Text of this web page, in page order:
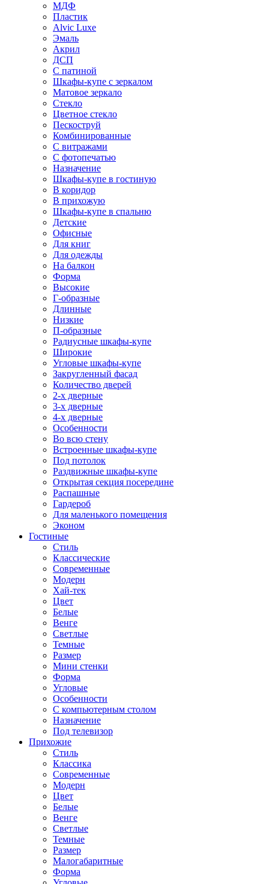
МДФ
Пластик
Alvic Luxe
Эмаль
Акрил
ДСП
С патиной
Шкафы-купе с зеркалом
Матовое зеркало
Стекло
Цветное стекло
Пескоструй
Комбинированные
С витражами
С фотопечатью
Назначение
Шкафы-купе в гостиную
В коридор
В прихожую
Шкафы-купе в спальню
Детские
Офисные
Для книг
Для одежды
На балкон
Форма
Высокие
Г-образные
Длинные
Низкие
П-образные
Радиусные шкафы-купе
Широкие
Угловые шкафы-купе
Закругленный фасад
Количество дверей
2-х дверные
3-х дверные
4-х дверные
Особенности
Во всю стену
Встроенные шкафы-купе
Под потолок
Раздвижные шкафы-купе
Открытая секция посередине
Распашные
Гардероб
Для маленького помещения
Эконом
Гостиные
Стиль
Классические
Современные
Модерн
Хай-тек
Цвет
Белые
Венге
Светлые
Темные
Размер
Мини стенки
Форма
Угловые
Особенности
С компьютерным столом
Назначение
Под телевизор
Прихожие
Стиль
Классика
Современные
Модерн
Цвет
Белые
Венге
Светлые
Темные
Размер
Малогабаритные
Форма